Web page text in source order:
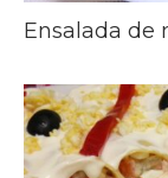
Ensalada de